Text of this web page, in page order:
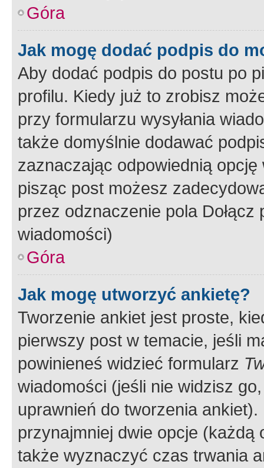
Góra
Jak mogę dodać podpis do
Aby dodać podpis do postu po
profilu. Kiedy już to zrobisz
przy formularzu wysyłania
także domyślnie dodawać
zaznaczając odpowiednią
pisząc post możesz
przez odznaczenie pola
wiadomości)
Góra
Jak mogę utworzyć ankietę?
Tworzenie ankiet jest proste,
pierwszy post w temacie, jeśli
powinieneś widzieć formularz
wiadomości (jeśli nie widzisz
uprawnień do tworzenia
przynajmniej dwie opcje
także wyznaczyć czas trwania